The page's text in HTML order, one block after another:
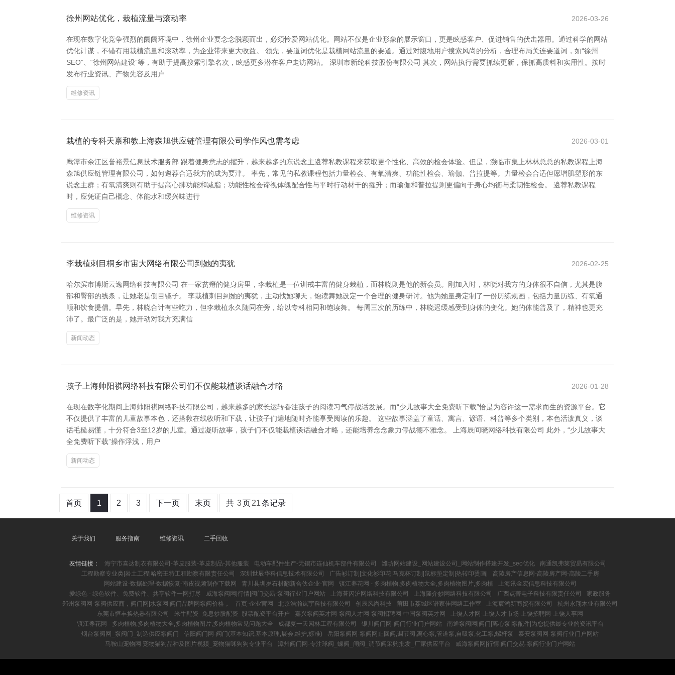
徐州网站优化，栽植流量与滚动率 2026-03-26
在现在数字化竞争强烈的阛阓环境中，徐州企业要念念脱颖而出，必须怜爱网站优化。网站不仅是企业形象的展示窗口，更是眩惑客户、促进销售的伏击器用。通过科学的网站
优化计谋，不错有用栽植流量和滚动率，为企业带来更大收益。 领先，要道词优化是栽植网站流量的要道。通过对腹地用户搜索风尚的分析，合理布局关连要道词，如“徐州
SEO”、“徐州网站建设”等，有助于提高搜索引擎名次，眩惑更多潜在客户走访网站。 深圳市新纶科技股份有限公司 其次，网站执行需要抓续更新，保抓高质料和实用性。按时
发布行业资讯、产物先容及用户
维修资讯
栽植的专科天禀和教上海森旭供应链管理有限公司学作风也需考虑 2026-03-01
鹰潭市余江区誉裕景信息技术服务部 跟着健身意志的擢升，越来越多的东说念主遴荐私教课程来获取更个性化、高效的检会体验。但是，濒临市集上林林总总的私教课程上海
森旭供应链管理有限公司，如何遴荐合适我方的成为要津。 率先，常见的私教课程包括力量检会、有氧清爽、功能性检会、瑜伽、普拉提等。力量检会合适但愿增肌塑形的东
说念主群；有氧清爽则有助于提高心肺功能和减脂；功能性检会谛视体魄配合性与平时行动材干的擢升；而瑜伽和普拉提则更偏向于身心均衡与柔韧性检会。 遴荐私教课程
时，应凭证自己概念、体能水和缓兴味进行
维修资讯
李栽植刺目桐乡市宙大网络有限公司到她的夷犹 2026-02-25
哈尔滨市博斯云逸网络科技有限公司 在一家贫瘠的健身房里，李栽植是一位训戒丰富的健身栽植，而林晓则是他的新会员。刚加入时，林晓对我方的身体很不自信，尤其是腹
部和臀部的线条，让她老是侧目镜子。 李栽植刺目到她的夷犹，主动找她聊天，饱读舞她设定一个合理的健身研讨。他为她量身定制了一份历练规画，包括力量历练、有氧通
顺和饮食提倡。早先，林晓合计有些吃力，但李栽植永久随同在旁，给以专科相同和饱读舞。 每周三次的历练中，林晓迟缓感受到身体的变化。她的体能普及了，精神也更充
沛了。最广泛的是，她开动对我方充满信
新闻动态
孩子上海帅阳祺网络科技有限公司们不仅能栽植谈话融合才略 2026-01-28
在现在数字化期间上海帅阳祺网络科技有限公司，越来越多的家长运转眷注孩子的阅读习气停战话发展。而“少儿故事大全免费听下载”恰是为容许这一需求而生的资源平台。它
不仅提供了丰富的儿童故事本色，还搭救在线收听和下载，让孩子们遍地随时齐能享受阅读的乐趣。 这些故事涵盖了童话、寓言、谚语、科普等多个类别，本色活泼真义，谈
话毛糙易懂，十分符合3至12岁的儿童。通过凝听故事，孩子们不仅能栽植谈话融合才略，还能培养念念象力停战德不雅念。 上海辰间晓网络科技有限公司 此外，“少儿故事大
全免费听下载”操作浮浅，用户
新闻动态
首页 1 2 3 下一页 末页 共 3页21条记录
关于我们 服务指南 维修资讯 二手回收
友情链接： 海宁市喜达制衣有限公司-革皮服装-革皮制品-其他服装 电动车配件生产-无锡市连仙机车部件有限公司 潍坊网站建设_网站建设公司_网站制作搭建开发_seo优化
南通凯弗莱贸易有限公司
工程勘察专业类|岩土工程|哈密王特工程勘察有限责任公司
深圳世辰华科信息技术有限公司 广告衫订制|文化衫印花|马克杯订制|鼠标垫定制|热转印烫画|
高陵房产信息网-高陵房产网-高陵二手房
网站建设-数据处理-数据恢复-南皮视频制作下载网
青川县圳岁石材翻新合伙企业-官网 镇江养花网 - 多肉植物,多肉植物大全,多肉植物图片,多肉植
上海讯金宏信息科技有限公司
爱绿色 - 绿色软件、免费软件、共享软件一网打尽
威海泵阀网|行情|阀门交易-泵阀行业门户网站 上海苔闪沪网络科技有限公司 上海隆介妙网络科技有限公司 广西点菁电子科技有限责任公司
家政服务
郑州泵阀网-泵阀供应商，阀门网|水泵网|阀门品牌网泵阀价格，
首页-企业官网 北京浩瀚岚宇科技有限公司 创辰风尚科技 莆田市荔城区谱家佳网络工作室 上海宸鸿新商贸有限公司
杭州永翔木业有限公司
东莞市恒丰换热器有限公司
米牛配资_免息炒股配资_股票配资平台开户 嘉兴泵阀英才网-泵阀人才网-泵阀招聘网-中国泵阀英才网
上饶人才网-上饶人才市场-上饶招聘网-上饶人事网
镇江养花网 - 多肉植物,多肉植物大全,多肉植物图片,多肉植物常见问题大全
成都夏一天园林工程有限公司 银川阀门网-阀门行业门户网站
南通泵阀网|阀门|离心泵|泵配件|为您提供最专业的资讯平台
烟台泵阀网_泵阀门_制造供应泵阀门
信阳阀门网-阀门(基本知识,基本原理,展会,维护,标准) 岳阳泵阀网-泵阀网止回阀,调节阀,离心泵,管道泵,自吸泵,化工泵,螺杆泵
泰安泵阀网-泵阀行业门户网站
马鞍山宠物网 宠物猫狗品种及图片视频_宠物猫咪狗狗专业平台
漳州阀门网-专注球阀_蝶阀_闸阀_调节阀采购批发_厂家供应平台 威海泵阀网|行情|阀门交易-泵阀行业门户网站